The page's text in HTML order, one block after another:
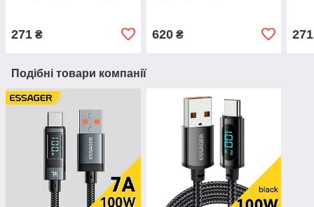
271 ₴ 620₴ 271
Подібні товари компанії